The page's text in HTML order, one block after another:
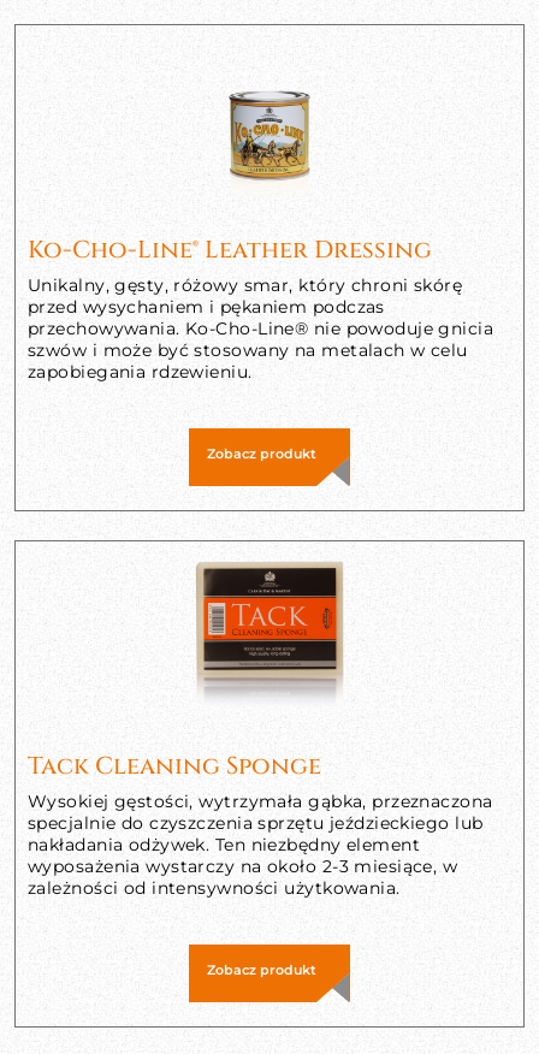
Ko-Cho-Line® Leather Dressing
Unikalny, gęsty, różowy smar, który chroni skórę
przed wysychaniem i pękaniem podczas
przechowywania. Ko-Cho-Line® nie powoduje gnicia
szwów i może być stosowany na metalach w celu
zapobiegania rdzewieniu.
Zobacz produkt
Tack Cleaning Sponge
Wysokiej gęstości, wytrzymała gąbka, przeznaczona
specjalnie do czyszczenia sprzętu jeździeckiego lub
nakładania odżywek. Ten niezbędny element
wyposażenia wystarczy na około 2-3 miesiące, w
zależności od intensywności użytkowania.
Zobacz produkt